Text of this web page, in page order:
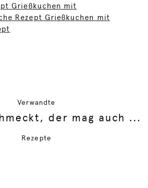
Grießkuchen mit
Rezept Grießkuchen mit
Verwandte
der mag auch ...
Rezepte